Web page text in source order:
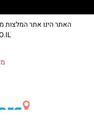
האתר הינו אתר המלצות